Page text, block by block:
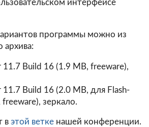
интерфейсе
программы можно из
архива:
11.7 Build 16 (1.9 MB, freeware),
11.7 Build 16 (2.0 MB, для Flash-
зеркало.
в этой ветке нашей конференции.